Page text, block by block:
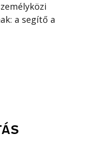
a segítő a